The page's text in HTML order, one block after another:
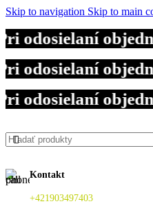
Skip to navigation Skip to main
Kontakt
+421903497403